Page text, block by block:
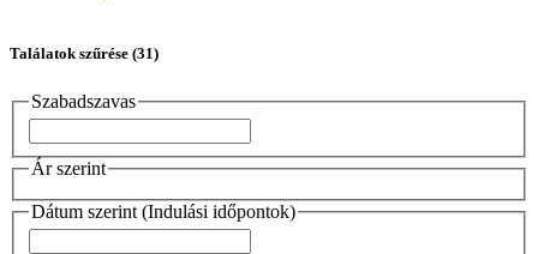
Találatok szűrése (31)
Szabadszavas
Ár szerint
Dátum szerint (Indulási időpontok)